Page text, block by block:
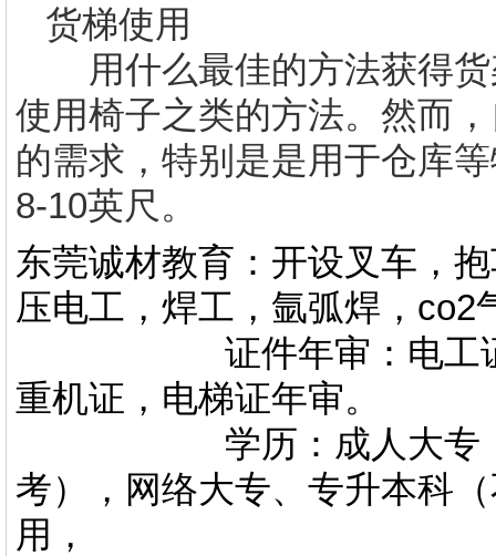
货梯使用
用什么最佳的方法获得货
使用椅子之类的方法。然而
的需求，特别是是用于仓库
8-10英尺。
东莞诚材教育：开设叉车，
压电工，焊工，氩弧焊，co2
证件年审：电工证，
重机证，电梯证年审。
学历：成人大专，专
考），网络大专、专升本科
用，